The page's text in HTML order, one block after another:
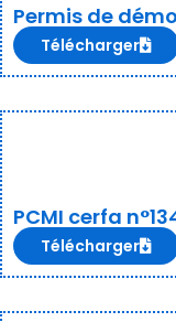
Permis de
Télécharger
PCMI cerfa
Télécharger